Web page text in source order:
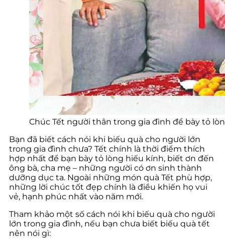
Chúc Tết người thân trong gia đình để bày tỏ
Bạn đã biết cách nói khi biếu quà cho người lớn
trong gia đình chưa? Tết chính là thời điểm thích
hợp nhất để bạn bày tỏ lòng hiếu kính, biết ơn đến
ông bà, cha mẹ – những người có ơn sinh thành
dưỡng dục ta. Ngoài những món quà Tết phù hợp,
những lời chúc tốt đẹp chính là điều khiến họ vui
vẻ, hạnh phúc nhất vào năm mới.
Tham khảo một số cách nói khi biếu quà cho người
lớn trong gia đình, nếu bạn chưa biết biếu quà tết
nên nói gì: